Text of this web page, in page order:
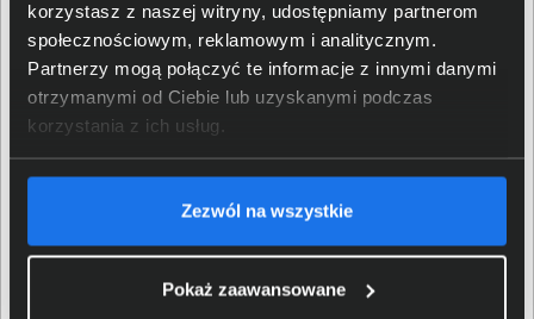
korzystasz z naszej witryny, udostępniamy partnerom
społecznościowym, reklamowym i analitycznym.
Partnerzy mogą połączyć te informacje z innymi danymi
otrzymanymi od Ciebie lub uzyskanymi podczas
korzystania z ich usług.
Zezwól na wszystkie
Pokaż zaawansowane
wskaźniki LED
Kompaktowa budowa BK500EI pozwala na jego
instalację w różnych miejscach, takich jak biurko,
LED informujące o statusie zasilania oraz alarmy
dźwiękowe sygnalizujące zmiany w zasilaniu, co
zwiększa bezpieczeństwo użytkowania.